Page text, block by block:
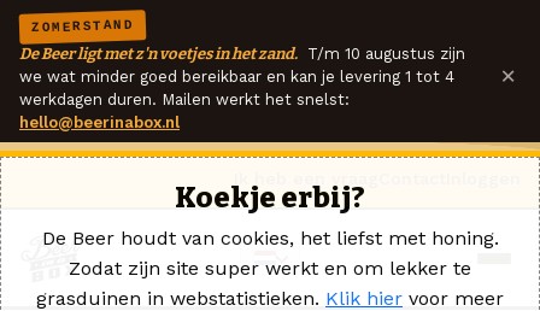
ZOMERSTAND
De Beer ligt met z'n voetjes in het zand. T/m 10 augustus zijn
we wat minder goed bereikbaar en kan je levering 1 tot 4
werkdagen duren. Mailen werkt het snelst:
hello@beerinabox.nl
×
Koekje erbij?
De Beer houdt van cookies, het liefst met honing.
Zodat zijn site super werkt en om lekker te
grasduinen in webstatistieken. Klik hier voor meer